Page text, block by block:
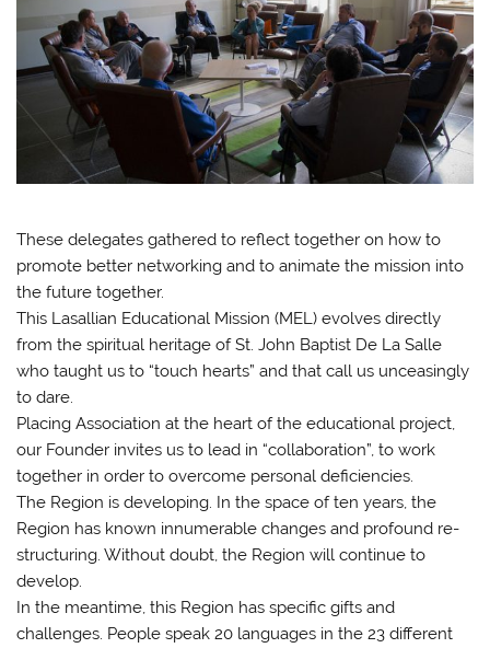
These delegates gathered to reflect together on how to
promote better networking and to animate the mission into
the future together.
This Lasallian Educational Mission (MEL) evolves directly
from the spiritual heritage of St. John Baptist De La Salle
who taught us to “touch hearts” and that call us unceasingly
to dare.
Placing Association at the heart of the educational project,
our Founder invites us to lead in “collaboration”, to work
together in order to overcome personal deficiencies.
The Region is developing. In the space of ten years, the
Region has known innumerable changes and profound re-
structuring. Without doubt, the Region will continue to
develop.
In the meantime, this Region has specific gifts and
challenges. People speak 20 languages in the 23 different